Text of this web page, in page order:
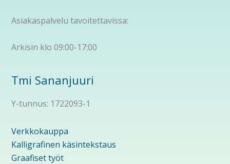
Asiakaspalvelu tavoitettavissa:
Arkisin klo 09:00-17:00
Tmi Sananjuuri
Y-tunnus: 1722093-1
Verkkokauppa
Kalligrafinen käsintekstaus
Graafiset työt